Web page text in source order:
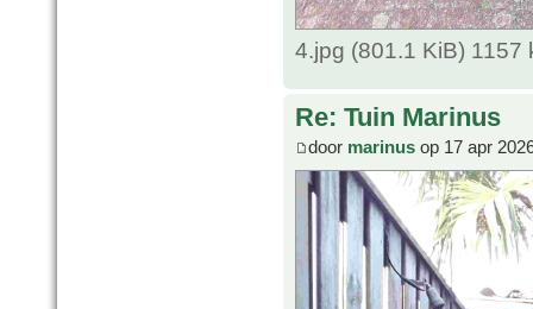
4.jpg (801.1 KiB) 1157
Re: Tuin Marinus
door marinus op 17 apr